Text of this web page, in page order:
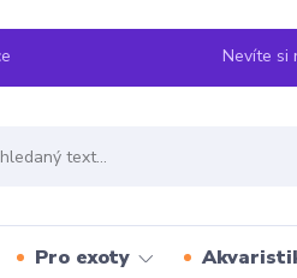
Nevíte si
Pro exoty